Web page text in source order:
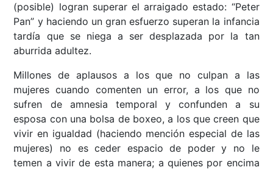
(posible) logran superar el arraigado estado: “Peter
Pan” y haciendo un gran esfuerzo superan la infancia
tardía que se niega a ser desplazada por la tan
aburrida adultez.
Millones de aplausos a los que no culpan a las
mujeres cuando comenten un error, a los que no
sufren de amnesia temporal y confunden a su
esposa con una bolsa de boxeo, a los que creen que
vivir en igualdad (haciendo mención especial de las
mujeres) no es ceder espacio de poder y no le
temen a vivir de esta manera; a quienes por encima